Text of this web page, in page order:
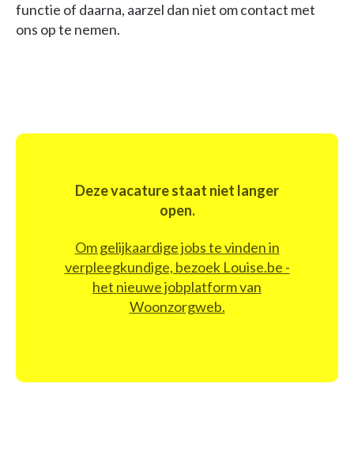
functie of daarna, aarzel dan niet om contact met
ons op te nemen.
Deze vacature staat niet langer
open.
Om gelijkaardige jobs te vinden in
verpleegkundige, bezoek Louise.be -
het nieuwe jobplatform van
Woonzorgweb.